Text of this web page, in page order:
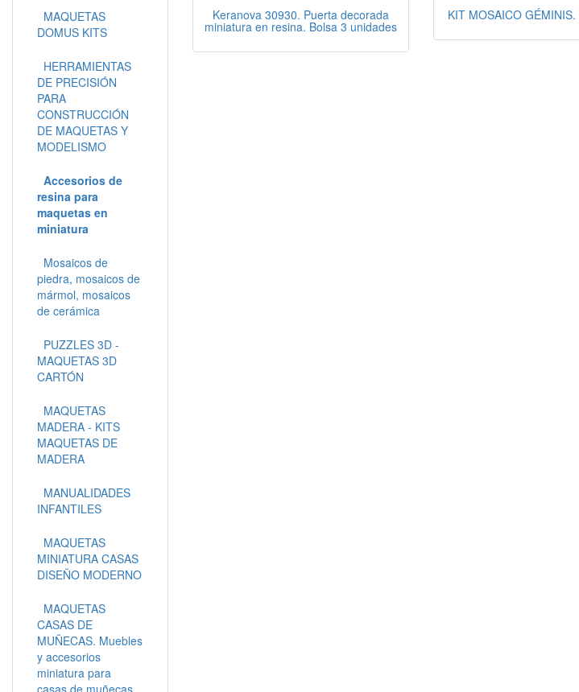
Keranova 30930. Puerta decorada
miniatura en resina. Bolsa 3 unidades
KIT MOSAICO
MAQUETAS
DOMUS KITS
HERRAMIENTAS
DE PRECISIÓN
PARA
CONSTRUCCIÓN
DE MAQUETAS Y
MODELISMO
Accesorios de
resina para
maquetas en
miniatura
Mosaicos de
piedra, mosaicos de
mármol, mosaicos
de cerámica
PUZZLES 3D -
MAQUETAS 3D
CARTÓN
MAQUETAS
MADERA - KITS
MAQUETAS DE
MADERA
MANUALIDADES
INFANTILES
MAQUETAS
MINIATURA CASAS
DISEÑO MODERNO
MAQUETAS
CASAS DE
MUÑECAS. Muebles
y accesorios
miniatura para
casas de muñecas